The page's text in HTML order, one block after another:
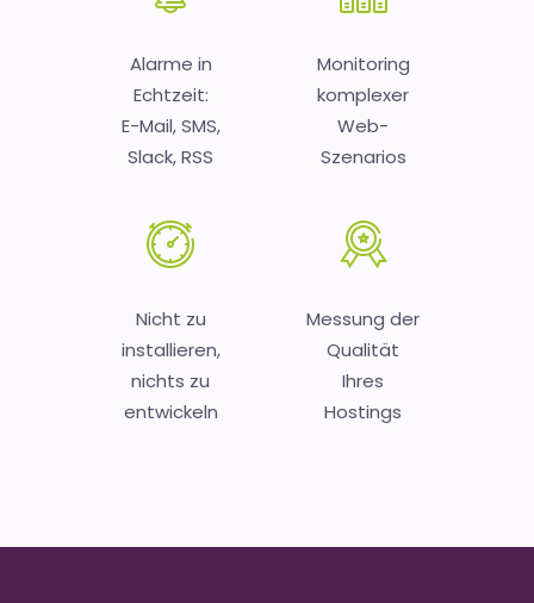
Alarme in
Echtzeit:
E-Mail, SMS,
Slack, RSS
Monitoring
komplexer
Web-
Szenarios
Nicht zu
installieren,
nichts zu
entwickeln
Messung der
Qualität
Ihres
Hostings